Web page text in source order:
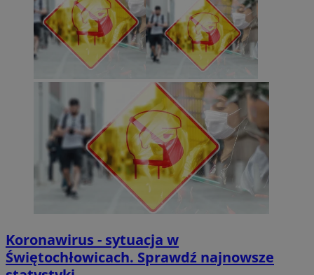
Koronawirus - sytuacja w
Świętochłowicach. Sprawdź najnowsze